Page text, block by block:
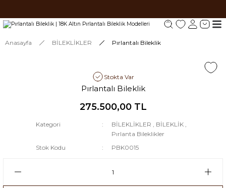
Tüm siparişlerde 1000 TL ve üzeri ücretsiz kargo. #3
Anasayfa BİLEKLİKLER Pırlantalı Bileklik
Stokta Var
Pırlantalı Bileklik
275.500,00 TL
Kategori BİLEKLİKLER , BİLEKLİK ,
Pırlanta Bileklikler
Stok Kodu
PBK0015